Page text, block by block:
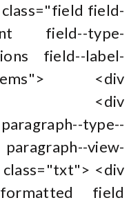
field-
field--type-
field--label-
<div
<div
type--
view-
<div
field